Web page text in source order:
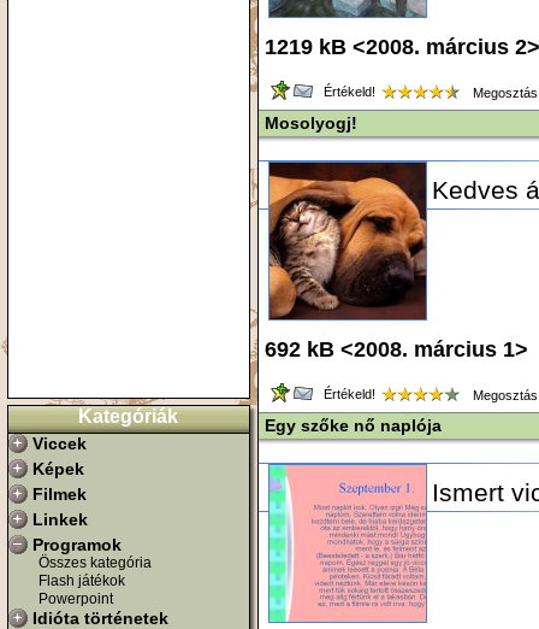
Kategóriák
Viccek
Képek
Filmek
Linkek
Programok
Összes kategória
Flash játékok
Powerpoint
Idióta történetek
1219 kB <2008. március
Értékeld!
Mosolyogj!
Kedves
692 kB <2008. március
Értékeld!
Egy szőke nő naplója
Ismert